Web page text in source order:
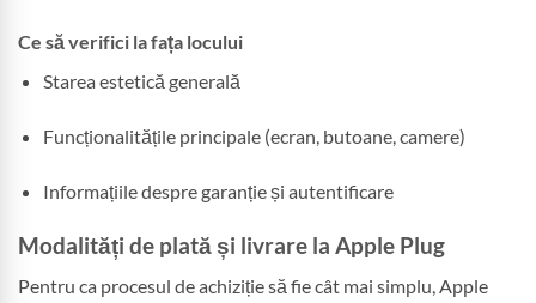
Ce să verifici la fața locului
Starea estetică generală
Funcționalitățile principale (ecran, butoane, camere)
Informațiile despre garanție și autentificare
Modalități de plată și livrare la Apple Plug
Pentru ca procesul de achiziție să fie cât mai simplu, Apple